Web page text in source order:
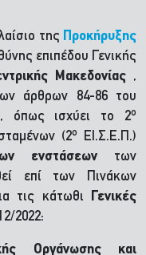
της Προκήρυξης
επιπέδου Γενικής
Μακεδονίας,
άρθρων 84-86 του
όπως ισχύει το 2ο
(2ο
ΕΙ.Σ.Ε.Π.)
ενστάσεων των
επί των Πινάκων
τις κάτωθι
Γενικές
2022:
Οργάνωσης και